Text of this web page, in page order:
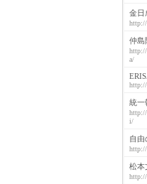
金日
http://
仲島
http://
a/
http://
統一
http://
i/
自由
http://
松本
http://